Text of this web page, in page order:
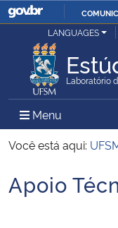
Ministério da Justiça e
Ministério da Defesa
Ministério das Relações
Ministério da Economia
LANGUAGES
Laboratório
Menu Menu
Você está aqui:
Início do conteúdo
Apoio